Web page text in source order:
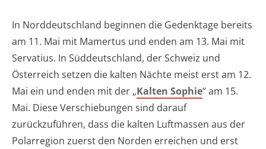
In Norddeutschland beginnen die Gedenktage bereits
am 11. Mai mit Mamertus und enden am 13. Mai mit
Servatius. In Süddeutschland, der Schweiz und
Österreich setzen die kalten Nächte meist erst am 12.
Mai ein und enden mit der „Kalten Sophie“ am 15.
Mai. Diese Verschiebungen sind darauf
zurückzuführen, dass die kalten Luftmassen aus der
Polarregion zuerst den Norden erreichen und erst